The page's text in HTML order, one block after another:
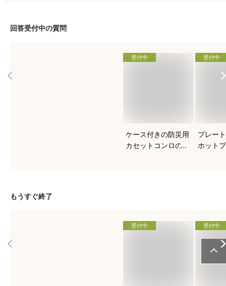
回答受付中の質問
受付中
ケース付きの防災用
カセットコンロのお
受付中
プレー
ホット
もうすぐ終了
受付中 受付中